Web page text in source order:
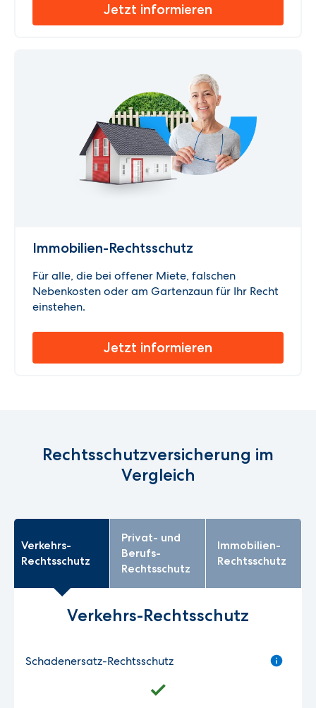
Jetzt informieren
Immobilien-Rechtsschutz
Für alle, die bei offener Miete, falschen
Nebenkosten oder am Gartenzaun für Ihr Recht
einstehen.
Jetzt informieren
Rechtsschutzversicherung im
Vergleich
Verkehrs-
Rechtsschutz
Privat- und
Berufs-
Rechtsschutz
Immobilien-
Rechtsschutz
Verkehrs-Rechtsschutz
Schadenersatz-Rechtsschutz
gegenüber Dritten. Zum Beispiel: Bei einem Auffahrunfall